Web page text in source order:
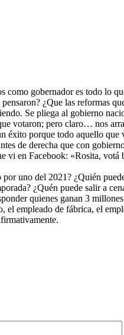
como gobernador es todo lo
¿Que las reformas
Se pliega al gobierno
votaron; pero claro… nos
éxito porque todo aquello
de derecha que con
vi en Facebook: «Rosita, votá
uno del 2021? ¿Quién
¿Quén puede salir a
quienes ganan 3
el empleado de fábrica, el